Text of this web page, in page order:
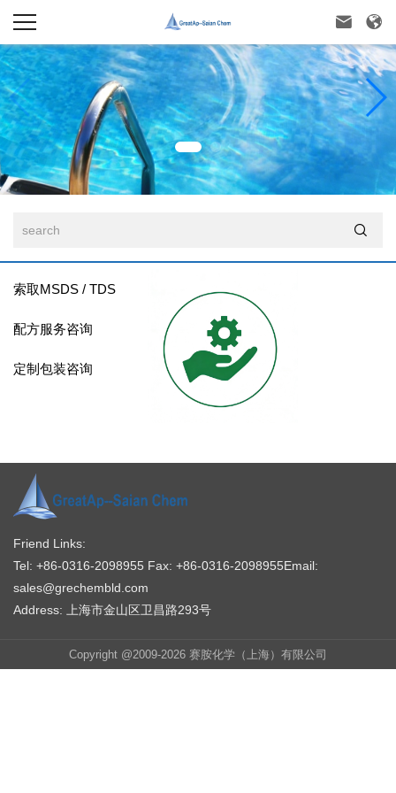
 

索取MSDS / TDS
配方服务咨询
定制包装咨询
Friend Links:
Tel: +86-0316-2098955 Fax: +86-0316-2098955Email:
sales@grechembld.com
Address: 上海市金山区卫昌路293号
Copyright @2009-2026 赛胺化学（上海）有限公司